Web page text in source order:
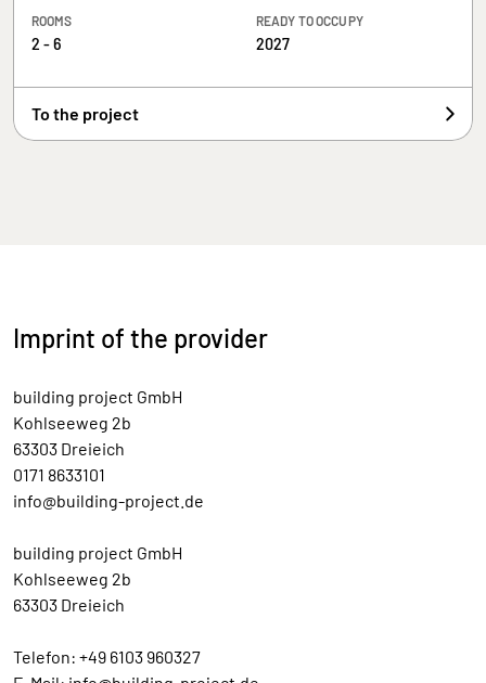
ROOMS
2 - 6
READY TO OCCUPY
2027
To the project
Imprint of the provider
building project GmbH
Kohlseeweg 2b
63303 Dreieich
0171 8633101
info@building-project.de
building project GmbH
Kohlseeweg 2b
63303 Dreieich
Telefon: +49 6103 960327